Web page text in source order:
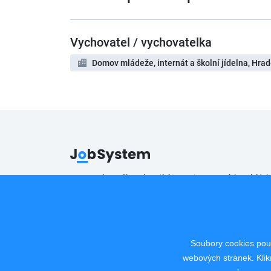
Vychovatel / vychovatelka
Domov mládeže, internát a školní jídelna,
Pracovní portál poskytující inzerci pracovních
Soubory cookies
webových stránek.